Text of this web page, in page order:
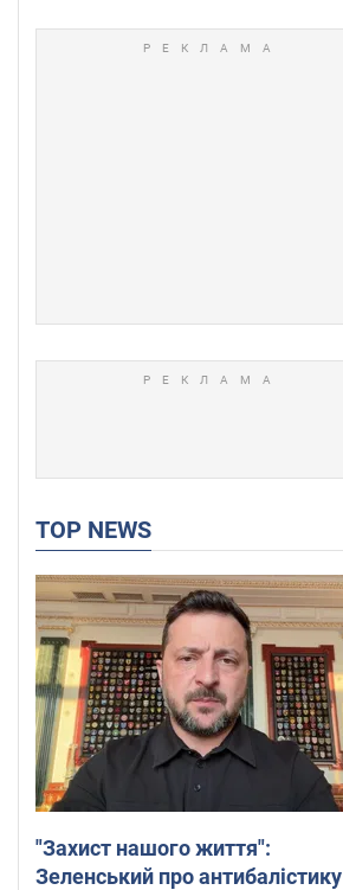
TOP NEWS
"Захист нашого життя":
Зеленський про антибалістику